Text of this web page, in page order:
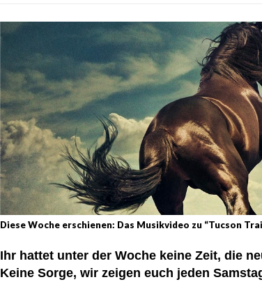
Diese Woche erschienen: Das Musikvideo zu “Tucson
Ihr hattet unter der Woche keine Zeit, die
Keine Sorge, wir zeigen euch jeden